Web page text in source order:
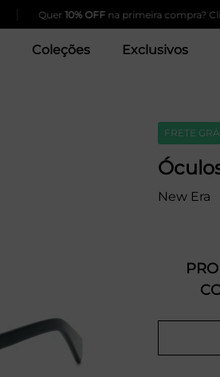
Quer10% OFF na primeira compra? Clique
Coleções Exclusivos
FRETE
New Era